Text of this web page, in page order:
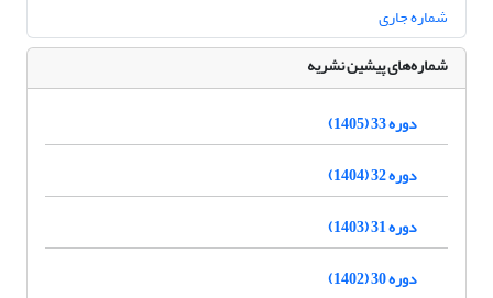
شماره جاری
شماره‌های پیشین نشریه
دوره 33 (1405)
دوره 32 (1404)
دوره 31 (1403)
دوره 30 (1402)